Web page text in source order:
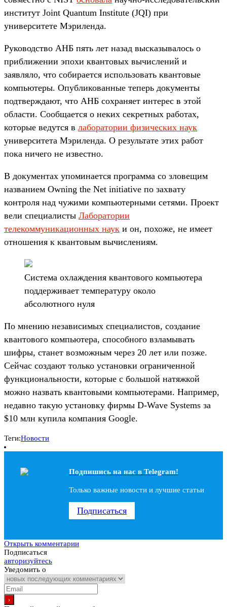
институт Joint Quantum Institute (JQI) при
университете Мэриленда.
Руководство АНБ пять лет назад высказывалось о
приближении эпохи квантовых вычислений и
заявляло, что собирается использовать квантовые
компьютеры. Опубликованные теперь документы
подтверждают, что АНБ сохраняет интерес в этой
области. Сообщается о неких секретных работах,
которые ведутся в лаборатории физических наук
университета Мэриленда. О результате этих работ
пока ничего не известно.
В документах упоминается программа со зловещим
названием Owning the Net initiative по захвату
контроля над чужими компьютерными сетями. Проект
вели специалисты Лаборатории
телекоммуникационных наук и он, похоже, не имеет
отношения к квантовым вычислениям.
Система охлаждения квантового компьютера
поддерживает температуру около
абсолютного нуля
По мнению независимых специалистов, создание
квантового компьютера, способного взламывать
шифры, станет возможным через 20 лет или позже.
Сейчас создают только установки ограниченной
функциональности, которые с большой натяжкой
можно назвать квантовыми компьютерами. Например,
недавно такую установку фирмы D-Wave Systems за
$10 млн купила компания Google.
Теги:Новости
Подпишись на наc в Telegram!
Только важные новости и лучшие статьи
Подписаться
Открыть комментарии
Подписаться
авторизуйтесь
Уведомить о